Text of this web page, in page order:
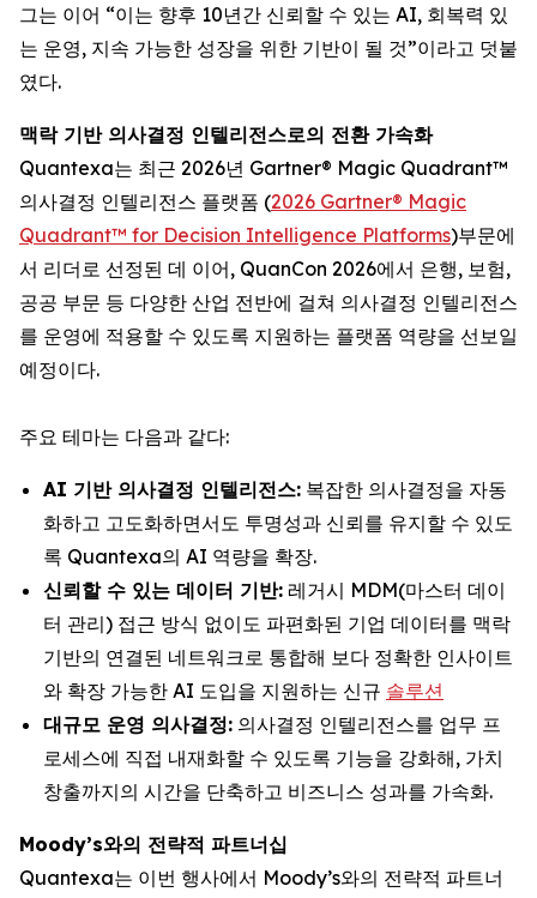
그는 이어 “이는 향후 10년간 신뢰할 수 있는 AI, 회복력 있
는 운영, 지속 가능한 성장을 위한 기반이 될 것”이라고 덧붙
였다.
맥락 기반 의사결정 인텔리전스로의 전환 가속화
Quantexa는 최근 2026년 Gartner® Magic Quadrant™
의사결정 인텔리전스 플랫폼 (2026 Gartner® Magic
Quadrant™ for Decision Intelligence Platforms)부문에
서 리더로 선정된 데 이어, QuanCon 2026에서 은행, 보험,
공공 부문 등 다양한 산업 전반에 걸쳐 의사결정 인텔리전스
를 운영에 적용할 수 있도록 지원하는 플랫폼 역량을 선보일
예정이다.
주요 테마는 다음과 같다:
AI 기반 의사결정 인텔리전스: 복잡한 의사결정을 자동
화하고 고도화하면서도 투명성과 신뢰를 유지할 수 있도
록 Quantexa의 AI 역량을 확장.
신뢰할 수 있는 데이터 기반: 레거시 MDM(마스터 데이
터 관리) 접근 방식 없이도 파편화된 기업 데이터를 맥락
기반의 연결된 네트워크로 통합해 보다 정확한 인사이트
와 확장 가능한 AI 도입을 지원하는 신규 솔루션
대규모 운영 의사결정: 의사결정 인텔리전스를 업무 프
로세스에 직접 내재화할 수 있도록 기능을 강화해, 가치
창출까지의 시간을 단축하고 비즈니스 성과를 가속화.
Moody’s와의 전략적 파트너십
Quantexa는 이번 행사에서 Moody’s와의 전략적 파트너